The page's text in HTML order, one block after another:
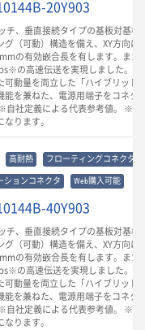
20Y903
チ、垂直接続タイプの基板対基板
グ（可動）構造を備え、XY方向に
の有効嵌合長を有します。また
の高速伝送を実現しました。高
可動量を両立した「ハイブリッド
能を兼ねた、電源用端子をコネク
自社定義による代表参考値。 ※
ります。
高耐熱 フローティングコネクタ
ションコネクタ Web購入可能
40Y903
チ、垂直接続タイプの基板対基板
グ（可動）構造を備え、XY方向に
の有効嵌合長を有します。また
の高速伝送を実現しました。高
可動量を両立した「ハイブリッド
能を兼ねた、電源用端子をコネク
自社定義による代表参考値。 ※
ります。